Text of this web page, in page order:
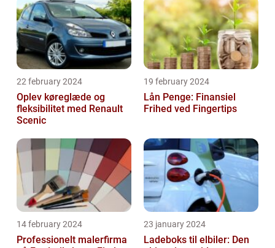
22 february 2024
Oplev køreglæde og
fleksibilitet med Renault
Scenic
19 february 2024
Lån Penge: Finansiel
Frihed ved Fingertips
14 february 2024
Professionelt malerfirma
23 january 2024
Ladeboks til elbiler: Den